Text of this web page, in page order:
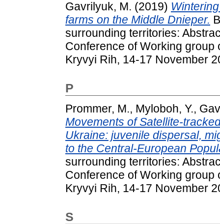
Gavrilyuk, M. (2019)
farms on the Middle Dnieper.
surrounding territories:
Conference of Working group
Kryvyi Rih, 14-17 November
P
Prommer, M., Myloboh, Y.,
Movements of Satellite-
Ukraine: juvenile dispersal,
to the Central-European
surrounding territories:
Conference of Working group
Kryvyi Rih, 14-17 November
S